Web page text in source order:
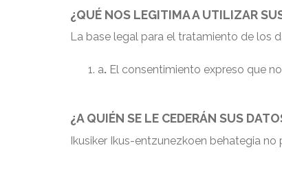
¿QUÉ NOS LEGITIMA A UTILIZAR
La base legal para el tratamiento de los
a. El consentimiento expreso que
¿A QUIÉN SE LE CEDERÁN SUS
Ikusiker Ikus-entzunezkoen behategia